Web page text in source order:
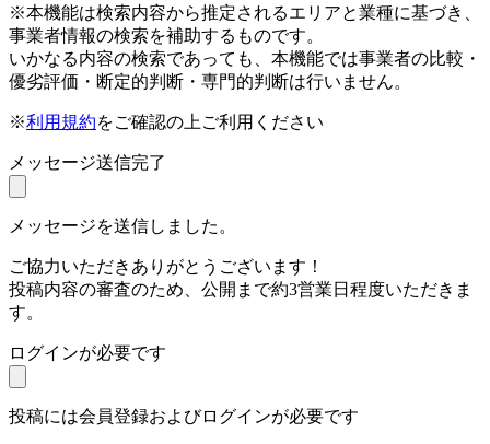
※本機能は検索内容から推定されるエリアと業種に基づき、
事業者情報の検索を補助するものです。
いかなる内容の検索であっても、本機能では事業者の比較・
優劣評価・断定的判断・専門的判断は行いません。
※利用規約をご確認の上ご利用ください
メッセージ送信完了
メッセージを送信しました。
ご協力いただきありがとうございます！
投稿内容の審査のため、公開まで約3営業日程度いただきま
す。
ログインが必要です
投稿には会員登録およびログインが必要です